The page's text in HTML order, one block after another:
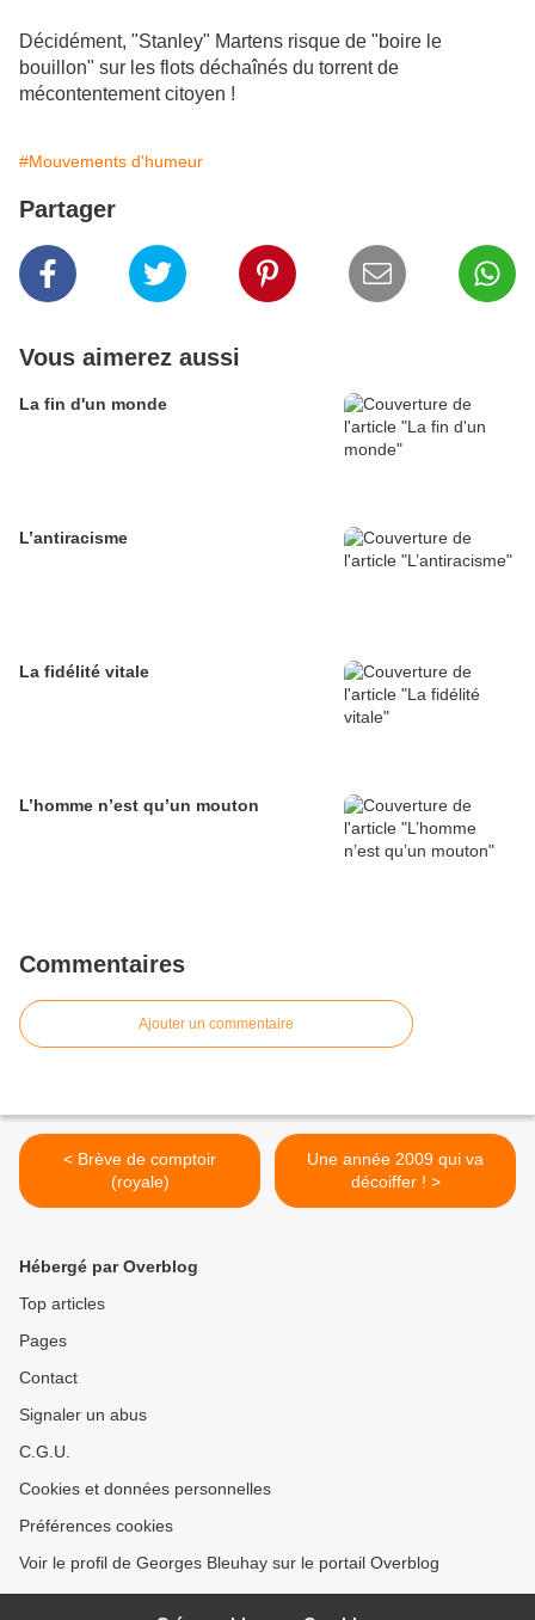
Décidément, "Stanley" Martens risque de "boire le
bouillon" sur les flots déchaînés du torrent de
mécontentement citoyen !
#Mouvements d'humeur
Partager
Vous aimerez aussi
La fin d'un monde
L’antiracisme
La fidélité vitale
L’homme n’est qu’un mouton
Commentaires
Ajouter un commentaire
< Brève de comptoir
(royale)
Une année 2009 qui va
décoiffer ! >
Hébergé par Overblog
Top articles
Pages
Contact
Signaler un abus
C.G.U.
Cookies et données personnelles
Préférences cookies
Voir le profil de Georges Bleuhay sur le portail Overblog